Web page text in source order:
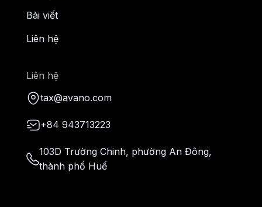
Bài viết
Liên hệ
Liên hệ
tax@avano.com
+84 943713223
103D Trường Chinh, phường An Đông,
thành phố Huế